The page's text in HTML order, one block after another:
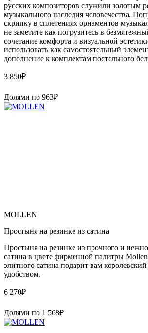
русских композиторов служили золотым
музыкального наследия человечества.
скрипку в сплетениях орнаментов
не заметите как погрузитесь в
сочетание комфорта и визуальной
использовать как самостоятельный
дополнение к комплектам постельного
3 850₽
Долями по 963₽
MOLLEN
Простыня на резинке из сатина
Простыня на резинке из прочного и
сатина в цвете фирменной палитры
элитного сатина подарит вам
удобством.
6 270₽
Долями по 1 568₽